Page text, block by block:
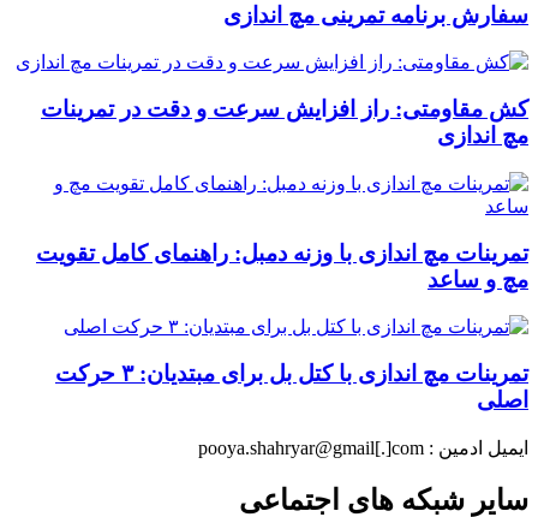
سفارش برنامه تمرینی مچ اندازی
کش مقاومتی: راز افزایش سرعت و دقت در تمرینات
مچ اندازی
تمرینات مچ اندازی با وزنه دمبل: راهنمای کامل تقویت
مچ و ساعد
تمرینات مچ اندازی با کتل بل برای مبتدیان: ۳ حرکت
اصلی
ایمیل ادمین : pooya.shahryar@gmail[.]com
سایر شبکه های اجتماعی